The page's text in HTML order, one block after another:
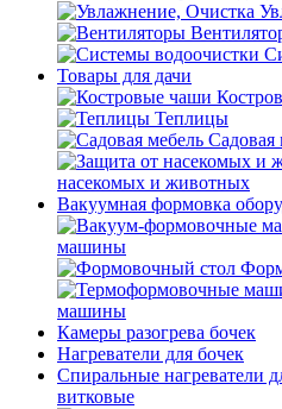
Товары для дачи
Теплицы
Садовая
насекомых и животных
Вакуумная формовка
машины
машины
Камеры разогрева бочек
Нагреватели для бочек
Спиральные нагреватели
витковые